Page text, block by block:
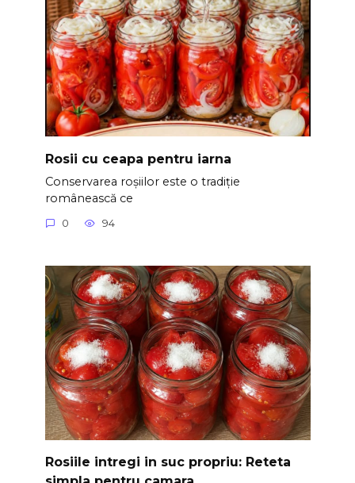
Rosii cu ceapa pentru iarna
Conservarea roșiilor este o tradiție
românească ce
0 94
Rosiile intregi in suc propriu: Reteta